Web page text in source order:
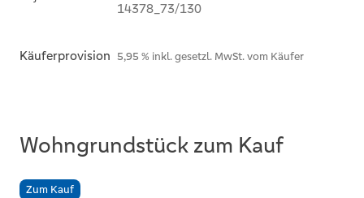
14378_73/130
Käuferprovision 5,95 % inkl. gesetzl. MwSt. vom Käufer
Wohngrundstück zum Kauf
Zum Kauf